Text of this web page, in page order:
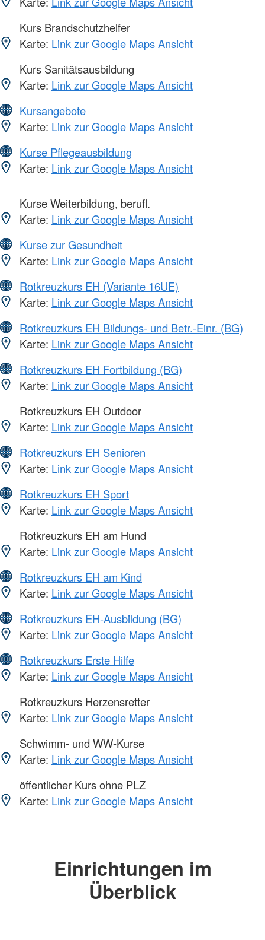
Kurs Brandschutzhelfer
Karte: Link zur Google Maps Ansicht
Kurs Sanitätsausbildung
Karte: Link zur Google Maps Ansicht
Kursangebote
Karte: Link zur Google Maps Ansicht
Kurse Pflegeausbildung
Karte: Link zur Google Maps Ansicht
Kurse Weiterbildung, berufl.
Karte: Link zur Google Maps Ansicht
Kurse zur Gesundheit
Karte: Link zur Google Maps Ansicht
Rotkreuzkurs EH (Variante 16UE)
Karte: Link zur Google Maps Ansicht
Rotkreuzkurs EH Bildungs- und Betr.-Einr. (BG)
Karte: Link zur Google Maps Ansicht
Rotkreuzkurs EH Fortbildung (BG)
Karte: Link zur Google Maps Ansicht
Rotkreuzkurs EH Outdoor
Karte: Link zur Google Maps Ansicht
Rotkreuzkurs EH Senioren
Karte: Link zur Google Maps Ansicht
Rotkreuzkurs EH Sport
Karte: Link zur Google Maps Ansicht
Rotkreuzkurs EH am Hund
Karte: Link zur Google Maps Ansicht
Rotkreuzkurs EH am Kind
Karte: Link zur Google Maps Ansicht
Rotkreuzkurs EH-Ausbildung (BG)
Karte: Link zur Google Maps Ansicht
Rotkreuzkurs Erste Hilfe
Karte: Link zur Google Maps Ansicht
Rotkreuzkurs Herzensretter
Karte: Link zur Google Maps Ansicht
Schwimm- und WW-Kurse
Karte: Link zur Google Maps Ansicht
öffentlicher Kurs ohne PLZ
Karte: Link zur Google Maps Ansicht
Einrichtungen im
Überblick